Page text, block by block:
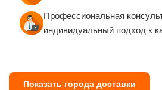
Профессиональная
индивидуальный подход к
Показать города доставки